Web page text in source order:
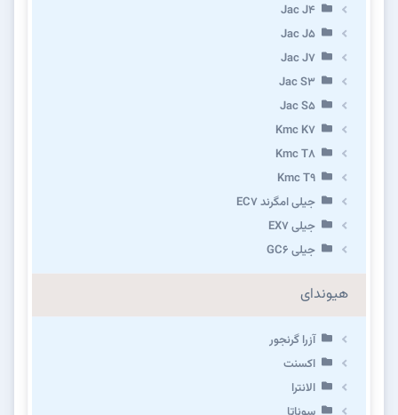
Jac J4
Jac J5
Jac J7
Jac S3
Jac S5
Kmc K7
Kmc T8
Kmc T9
جیلی امگرند EC7
جیلی EX7
جیلی GC6
هیوندای
آزرا گرنجور
اکسنت
الانترا